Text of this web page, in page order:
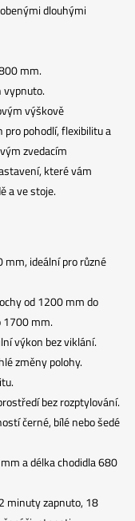
dlouhými
mm.
vypnuto.
výškově
pohodlí, flexibilitu a
zvedacím
které vám
a ve stoje.
ideální pro různé
od 1200 mm do
1700 mm.
výkon bez viklání.
změny polohy.
bez rozptylování.
černé, bílé nebo šedé
a délka chodidla 680
minuty zapnuto, 18